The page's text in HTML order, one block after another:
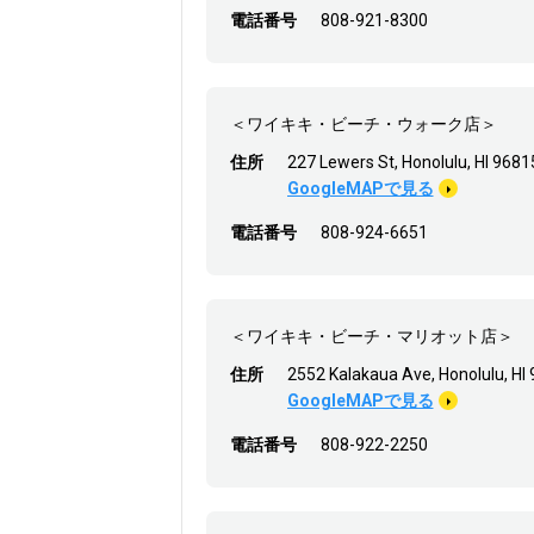
電話番号 808-921-8300
＜ワイキキ・ビーチ・ウォーク店＞
住所
227 Lewers St, Honolulu, HI
GoogleMAPで見る
電話番号 808-924-6651
＜ワイキキ・ビーチ・マリオット店＞
住所
2552 Kalakaua Ave, Honolulu, HI
GoogleMAPで見る
電話番号 808-922-2250